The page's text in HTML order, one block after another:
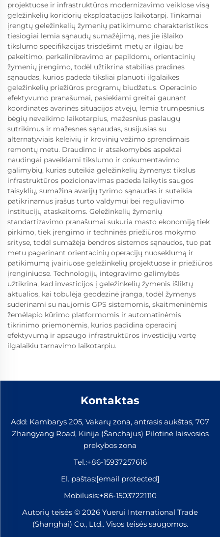
projektuose ir infrastruktūros modernizavimo veiklose visą
geležinkelių koridorių eksploatacijos laikotarpį. Tinkamai
įrengtų geležinkelių žymenių patikimumo charakteristikos
tiesiogiai lemia sąnaudų sumažėjimą, nes jie išlaiko
tikslumo specifikacijas trisdešimt metų ar ilgiau be
pakeitimo, perkalinibravimo ar papildomų orientacinių
žymenių įrengimo, todėl užtikrina stabilias pradines
sąnaudas, kurios padeda tiksliai planuoti ilgalaikes
geležinkelių priežiūros programų biudžetus. Operacinio
efektyvumo pranašumai, pasiekiami greitai gaunant
koordinates avarinės situacijos atveju, lemia trumpesnius
bėgių neveikimo laikotarpius, mažesnius paslaugų
sutrikimus ir mažesnes sąnaudas, susijusias su
alternatyviais keleivių ir krovinių vežimo sprendimais
remontų metu. Draudimo ir atsakomybės aspektai
naudingai paveikiami tikslumo ir dokumentavimo
galimybių, kurias suteikia geležinkelių žymenys: tikslus
infrastruktūros pozicionavimas padeda laikytis saugos
taisyklių, sumažina avarijų tyrimo sąnaudas ir suteikia
patikrinamus įrašus turto valdymui bei reguliavimo
institucijų ataskaitoms. Geležinkelių žymenių
standartizavimo pranašumai sukuria masto ekonomiją tiek
pirkimo, tiek įrengimo ir techninės priežiūros mokymo
srityse, todėl sumažėja bendros sistemos sąnaudos, tuo pat
metu pagerinant orientacinių operacijų nuoseklumą ir
patikimumą įvairiuose geležinkelių projektuose ir priežiūros
įrenginiuose. Technologijų integravimo galimybės
užtikrina, kad investicijos į geležinkelių žymenis išliktų
aktualios, kai tobulėja geodezinė įranga, todėl žymenys
suderinami su naujomis GPS sistemomis, skaitmeninėmis
žemėlapio kūrimo platformomis ir automatinėmis
tikrinimo priemonėmis, kurios padidina operacinį
efektyvumą ir apsaugo infrastruktūros investicijų vertę
ilgalaikiu tarnavimo laikotarpiu.
Kontaktas
Add: Kambarys 205, Vakarų zona, antrasis aukštas, 707
Zhangyang Road, Kinija (Šanchajus) Pilotinė laisvosios
prekybos zona
Tel.:+86-15937257616
El. paštas:[email protected]
Mobilusis:+86-15037221110
Autorių teisės © 2026 Yuerui International Trade
(Shanghai) Co., Ltd.. Visos teisės saugomos.